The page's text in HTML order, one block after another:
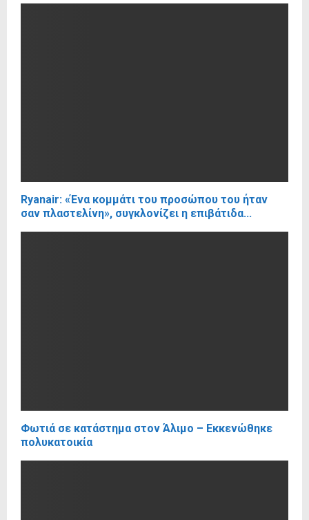
Ryanair: «Ένα κομμάτι του προσώπου του ήταν
σαν πλαστελίνη», συγκλονίζει η επιβάτιδα...
Φωτιά σε κατάστημα στον Άλιμο – Εκκενώθηκε
πολυκατοικία